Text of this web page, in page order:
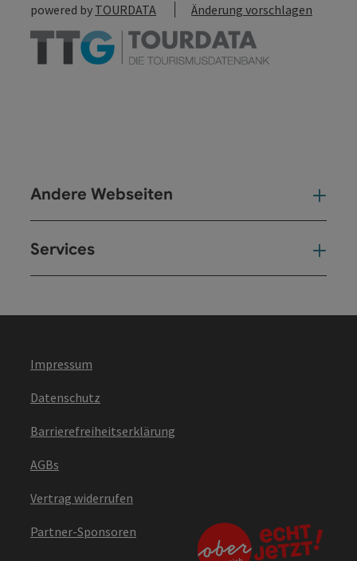
powered by TOURDATA Änderung vorschlagen
Andere Webseiten
Services
Impressum
Datenschutz
Barrierefreiheitserklärung
AGBs
Vertrag widerrufen
Partner-Sponsoren